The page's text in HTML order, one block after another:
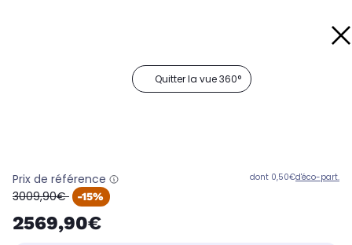
Quitter la vue 360°
Prix de référence
oldPrice
3009,90€ -15%
2569,90€
dont 0,50€d'éco-part.